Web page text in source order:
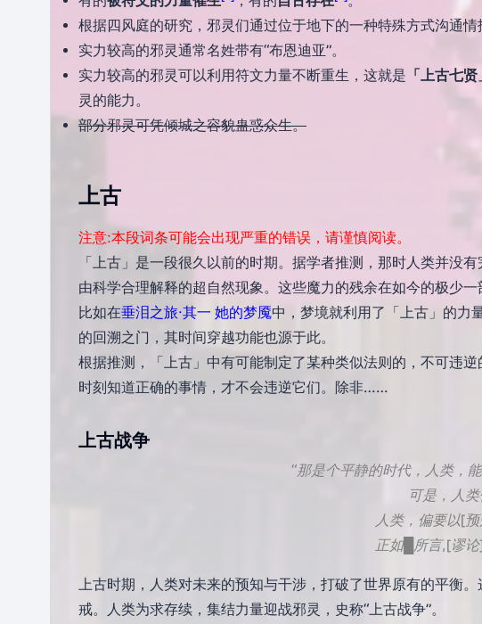
根据四风庭的研究，邪灵们通过位于地下的一种特殊方式沟通情
实力较高的邪灵通常名姓带有“布恩迪亚”。
实力较高的邪灵可以利用符文力量不断重生，这就是 「上古七贤
灵的能力。
部分邪灵可凭倾城之容貌蛊惑众生。
上古
注意:本段词条可能会出现严重的错误，请谨慎阅读。
「上古」是一段很久以前的时期。据学者推测，那时人类并没
由科学合理解释的超自然现象。这些魔力的残余在如今的极少一
比如在垂泪之旅·其一 她的梦魇中，梦境就利用了「上古」的力
的回溯之门，其时间穿越功能也源于此。
根据推测，「上古」中有可能制定了某种类似法则的，不可违
时刻知道正确的事情，才不会违逆它们。除非……
上古战争
“那是个平静的时代，人类，
可是，人
人类，偏要以[
正如█所言,[谬
上古时期，人类对未来的预知与干涉，打破了世界原有的平衡
戒。人类为求存续，集结力量迎战邪灵，史称“上古战争”。